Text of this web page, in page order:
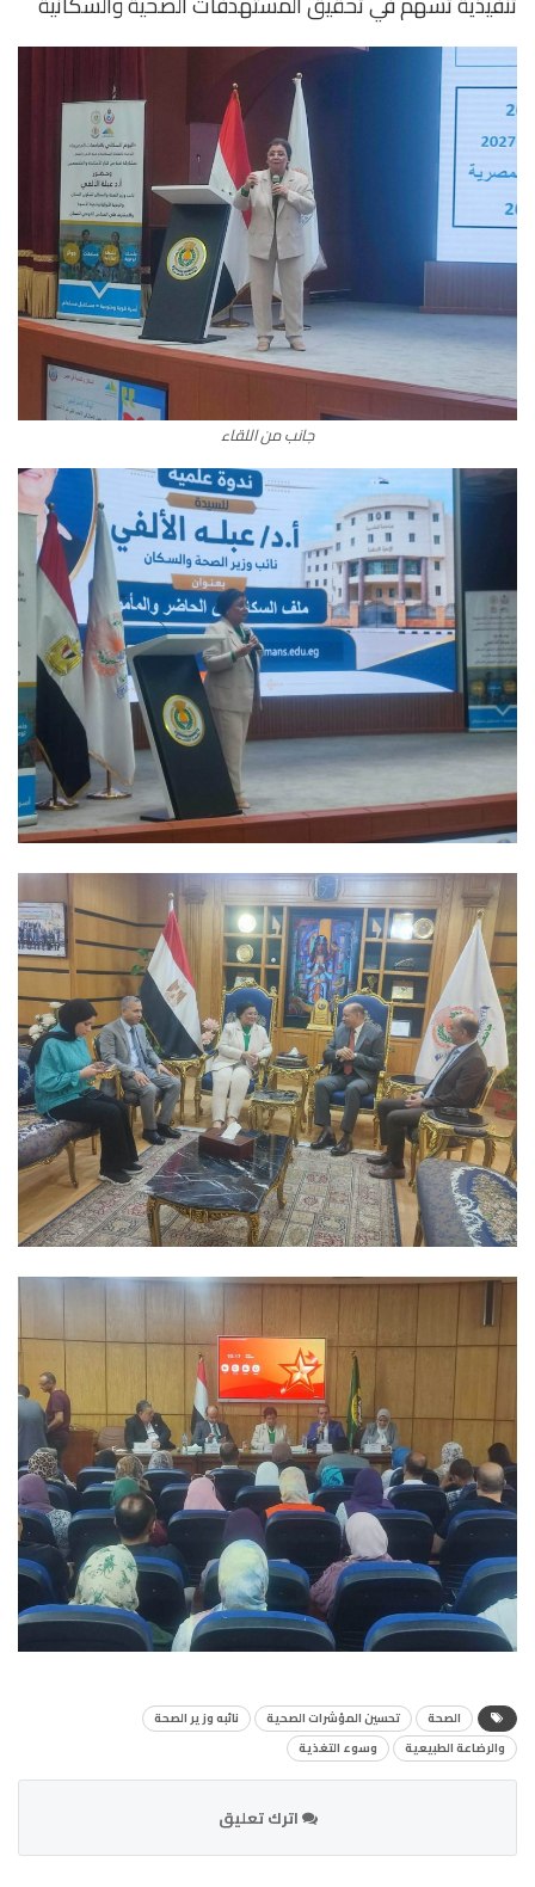
جانب من اللقاء
الصحة تحسين المؤشرات الصحية
نائبه وزير الصحة
والرضاعة الطبيعية
وسوء التغذية
اترك تعليق